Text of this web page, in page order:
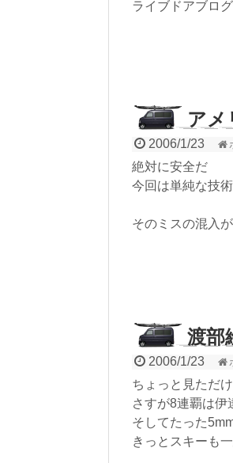
ライブドアブロ
アメ
2006/1/23
絶対に安全だ
今回は単純な技
そのミスの混入
渡部
2006/1/23
ちょっと見ただ
さすが8連覇は伊
そしてたった
きっとスキーも